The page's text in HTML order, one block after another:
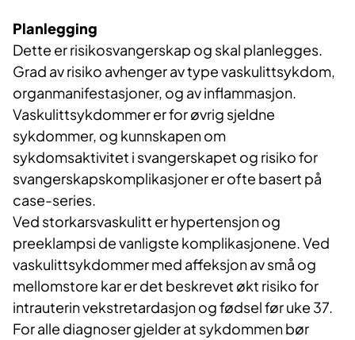
Planlegging
Dette er risikosvangerskap og skal planlegges.
Grad av risiko avhenger av type vaskulittsykdom,
organmanifestasjoner, og av inflammasjon.
Vaskulittsykdommer er for øvrig sjeldne
sykdommer, og kunnskapen om
sykdomsaktivitet i svangerskapet og risiko for
svangerskapskomplikasjoner er ofte basert på
case-series.
Ved storkarsvaskulitt er hypertensjon og
preeklampsi de vanligste komplikasjonene. Ved
vaskulittsykdommer med affeksjon av små og
mellomstore kar er det beskrevet økt risiko for
intrauterin vekstretardasjon og fødsel før uke 37.
For alle diagnoser gjelder at sykdommen bør